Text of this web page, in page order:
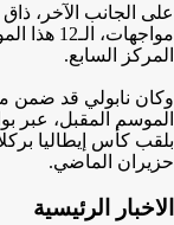
المركز السابع.
وكان نابولي قد ضمن
الموسم المقبل، عبر
بلقب كأس إيطاليا
حزيران الماضي.
الاخبار الرئيسية